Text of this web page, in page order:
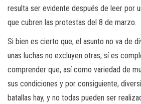
resulta ser evidente después de leer por
que cubren las protestas del 8 de marzo.
Si bien es cierto que, el asunto no va de
unas luchas no excluyen otras, sí es
comprender que, así como variedad de
sus condiciones y por consiguiente,
batallas hay, y no todas pueden ser